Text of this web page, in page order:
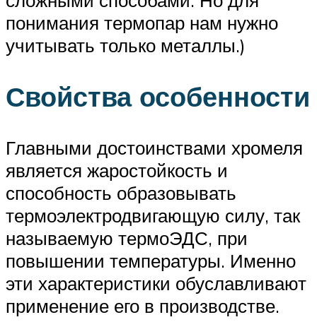
понимания термопар нам нужно
учитывать только металлы.)
Свойства особенности
Главными достоинствами хромеля
является жаростойкость и
способность образовывать
термоэлектродвигающую силу, так
называемую термоЭДС, при
повышении температуры. Именно
эти характеристики обуславливают
применение его в производстве.